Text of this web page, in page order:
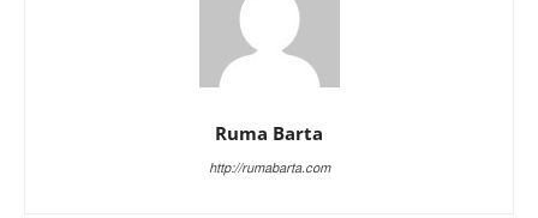
Ruma Barta
http://rumabarta.com